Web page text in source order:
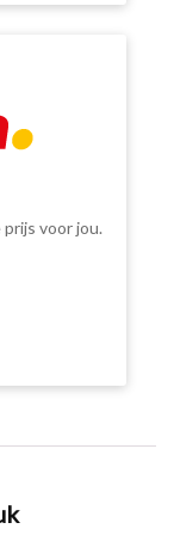
voor jou.